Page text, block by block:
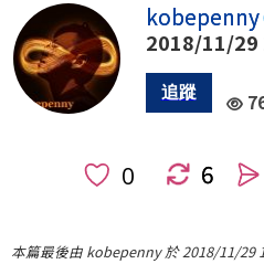
kobepenny
2018/11/29
6
本篇最後由 kobepenny 於 2018/11/29